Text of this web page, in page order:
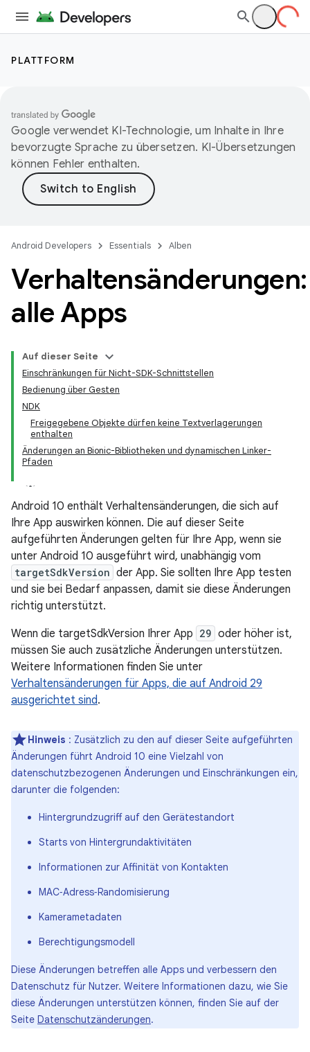
PLATTFORM
Google verwendet KI-Technologie, um Inhalte in Ihre
bevorzugte Sprache zu übersetzen. KI-Übersetzungen
können Fehler enthalten.
Android Developers Essentials Alben
Verhaltensänderungen:
alle Apps
Auf dieser Seite
Einschränkungen für Nicht-SDK-Schnittstellen
Bedienung über Gesten
NDK
Freigegebene Objekte dürfen keine Textverlagerungen
enthalten
Änderungen an Bionic-Bibliotheken und dynamischen Linker-
Pfaden
Android 10 enthält Verhaltensänderungen, die sich auf
Ihre App auswirken können. Die auf dieser Seite
aufgeführten Änderungen gelten für Ihre App, wenn sie
unter Android 10 ausgeführt wird, unabhängig vom
targetSdkVersion der App. Sie sollten Ihre App testen
und sie bei Bedarf anpassen, damit sie diese Änderungen
richtig unterstützt.
Wenn die targetSdkVersion Ihrer App 29 oder höher ist,
müssen Sie auch zusätzliche Änderungen unterstützen.
Weitere Informationen finden Sie unter
Verhaltensänderungen für Apps, die auf Android 29
ausgerichtet sind.
Hinweis : Zusätzlich zu den auf dieser Seite aufgeführten
Änderungen führt Android 10 eine Vielzahl von
datenschutzbezogenen Änderungen und Einschränkungen ein,
darunter die folgenden:
Hintergrundzugriff auf den Gerätestandort
Starts von Hintergrundaktivitäten
Informationen zur Affinität von Kontakten
MAC‑Adress‑Randomisierung
Kamerametadaten
Berechtigungsmodell
Diese Änderungen betreffen alle Apps und verbessern den
Datenschutz für Nutzer. Weitere Informationen dazu, wie Sie
diese Änderungen unterstützen können, finden Sie auf der
Seite Datenschutzänderungen.